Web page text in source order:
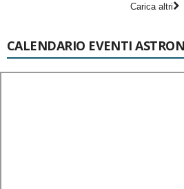
Carica altri
CALENDARIO EVENTI